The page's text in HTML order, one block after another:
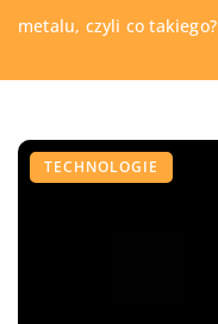
metalu, czyli co takiego?
TECHNOLOGIE